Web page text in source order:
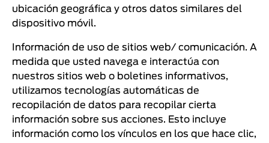
ubicación geográfica y otros datos similares del
dispositivo móvil.
Información de uso de sitios web/ comunicación. A
medida que usted navega e interactúa con
nuestros sitios web o boletines informativos,
utilizamos tecnologías automáticas de
recopilación de datos para recopilar cierta
información sobre sus acciones. Esto incluye
información como los vínculos en los que hace clic,